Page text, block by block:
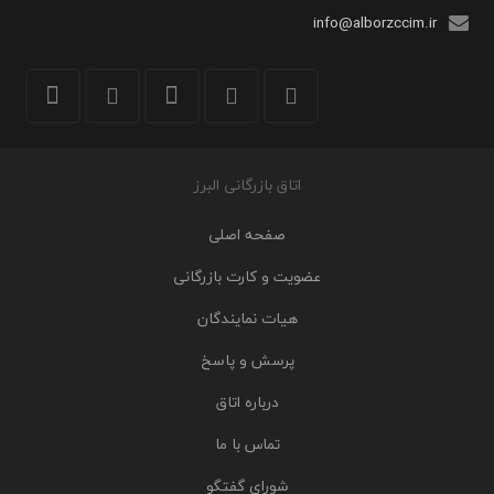
info@alborzccim.ir
اتاق بازرگانی البرز
صفحه اصلی
عضویت و کارت بازرگانی
هیات نمایندگان
پرسش و پاسخ
درباره اتاق
تماس با ما
شورای گفتگو